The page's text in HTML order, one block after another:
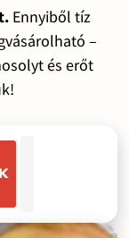
Ennyiből tíz
–
és erőt